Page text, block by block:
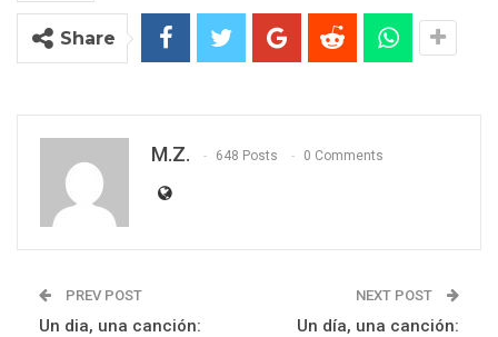
Share
M.Z. 648 Posts 0 Comments
PREV POST
Un dia, una canción:
NEXT POST
Un día, una canción: